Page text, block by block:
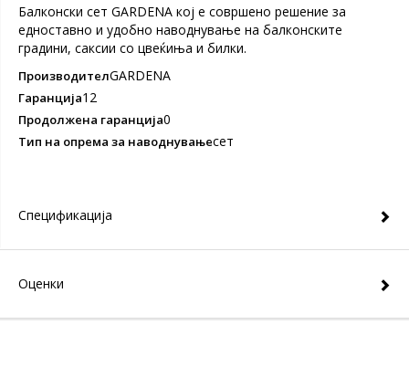
Балконски сет GARDENA кој е совршено решение за
едноставно и удобно наводнување на балконските
градини, саксии со цвеќиња и билки.
ПроизводителGARDENA
Гаранција12
Продолжена гаранција0
Тип на опрема за наводнувањесет
Спецификација
Оценки